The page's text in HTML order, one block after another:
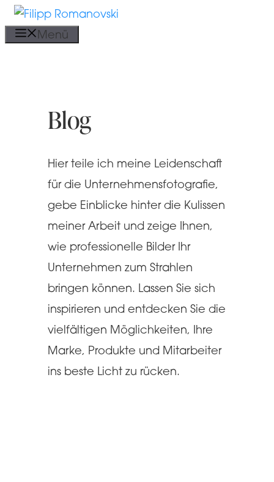
Zum
Inhalt Menü
Blog
Hier teile ich meine Leidenschaft
für die Unternehmensfotografie,
gebe Einblicke hinter die Kulissen
meiner Arbeit und zeige Ihnen,
wie professionelle Bilder Ihr
Unternehmen zum Strahlen
bringen können. Lassen Sie sich
inspirieren und entdecken Sie die
vielfältigen Möglichkeiten, Ihre
Marke, Produkte und Mitarbeiter
ins beste Licht zu rücken.